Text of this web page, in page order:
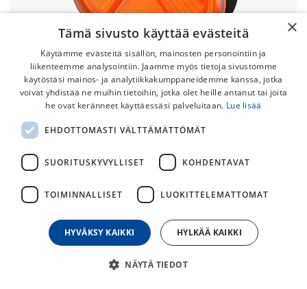
Ravemen CL06 Takavalo
ladattava takavalo. Valo on helppo kiinnittää esimerkiksi
perinteiseen pyöreään että aero -satulatolppaan
49,00€
×
Tämä sivusto käyttää evästeitä
Käytämme evästeitä sisällön, mainosten personointiin ja
liikenteemme analysointiin. Jaamme myös tietoja sivustomme
käytöstäsi mainos- ja analytiikkakumppaneidemme kanssa, jotka
voivat yhdistää ne muihin tietoihin, jotka olet heille antanut tai joita
he ovat keränneet käyttäessäsi palveluitaan. Lue lisää
EHDOTTOMASTI VÄLTTÄMÄTTÖMÄT
SUORITUSKYVYLLISET KOHDENTAVAT
TOIMINNALLISET LUOKITTELEMATTOMAT
HYVÄKSY KAIKKI HYLKÄÄ KAIKKI
NÄYTÄ TIEDOT